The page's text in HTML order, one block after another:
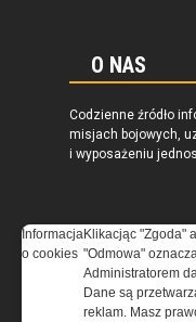
O NAS
Codzienne źródło
misjach bojowych,
i wyposażeniu
REGULAMIN
Regulamin określa
Informacja
o cookies
Klikacjąc "Zgoda"
"Odmowa"
Administratorem
Dane są
reklam. Masz